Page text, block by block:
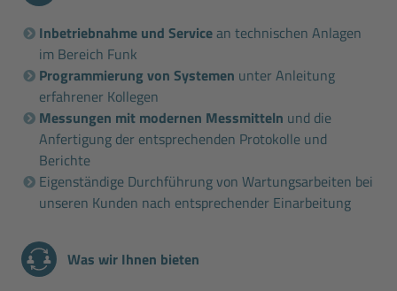
Inbetriebnahme und Servicean technischen Anlagen
im Bereich Funk
Programmierung von Systemen unter Anleitung
erfahrener Kollegen
Messungen mit modernen Messmitteln und die
Anfertigung der entsprechenden Protokolle und
Berichte
Eigenständige Durchführung von Wartungsarbeiten bei
unseren Kunden nach entsprechender Einarbeitung
Was wir Ihnen bieten